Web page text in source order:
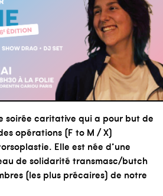
soirée caritative qui a pour but de
opérations (F to M / X)
Elle est née d’une
de solidarité transmasc/butch
(les plus précaires) de notre